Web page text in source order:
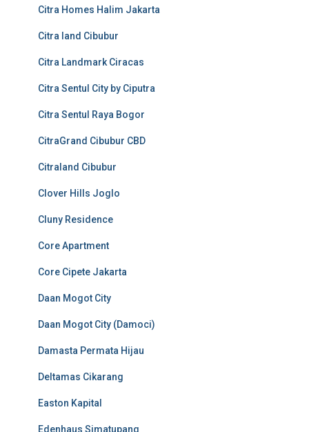
Citra Homes Halim Jakarta
Citra land Cibubur
Citra Landmark Ciracas
Citra Sentul City by Ciputra
Citra Sentul Raya Bogor
CitraGrand Cibubur CBD
Citraland Cibubur
Clover Hills Joglo
Cluny Residence
Core Apartment
Core Cipete Jakarta
Daan Mogot City
Daan Mogot City (Damoci)
Damasta Permata Hijau
Deltamas Cikarang
Easton Kapital
Edenhaus Simatupang